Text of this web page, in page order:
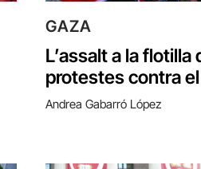
GAZA
L’assalt a la
protestes contra
Andrea Gabarró López